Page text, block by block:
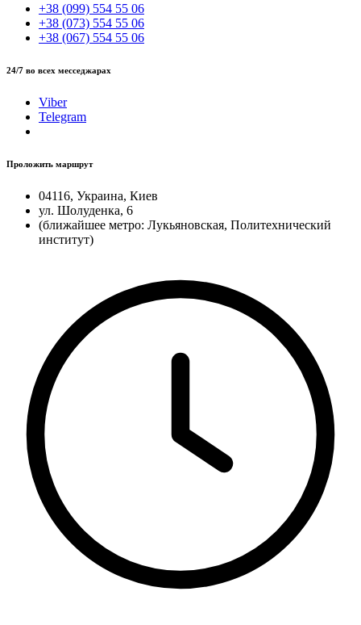
+38 (099) 554 55 06
+38 (073) 554 55 06
+38 (067) 554 55 06
24/7 во всех месседжарах
Viber
Telegram
Проложить маршрут
04116, Украина, Киев
ул. Шолуденка, 6
(ближайшее метро: Лукьяновская, Политехнический
институт)